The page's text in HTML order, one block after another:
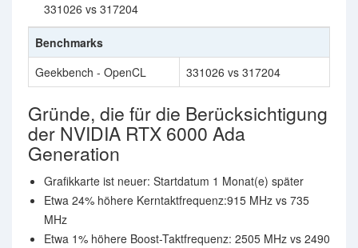
331026 vs 317204
Benchmarks
Geekbench - OpenCL
331026 vs 317204
Gründe, die für die Berücksichtigung
der NVIDIA RTX 6000 Ada
Generation
Grafikkarte ist neuer: Startdatum 1 Monat(e) später
Etwa 24% höhere Kerntaktfrequenz:915 MHz vs 735
MHz
Etwa 1% höhere Boost-Taktfrequenz: 2505 MHz vs 2490